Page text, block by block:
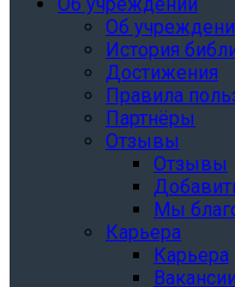
Об учреждении
Об
История
Достижения
Правила
Партнёры
Отзывы
Отзывы
Мы
Карьера
Карьера
Вакансии